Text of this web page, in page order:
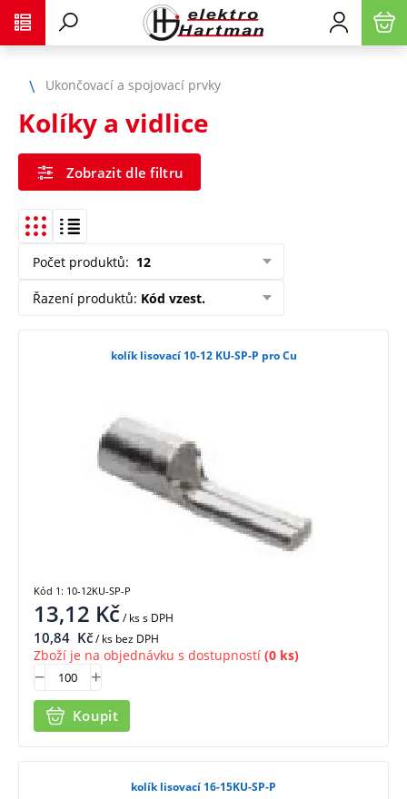
Ukončovací a spojovací prvky
Kolíky a vidlice
Zobrazit dle filtru
Počet produktů: 12
Řazení produktů: Kód vzest.
kolík lisovací 10-12 KU-SP-P pro Cu
13,12 Kč/ kss DPH
10,84 Kč/ ks bez DPH
Zboží je na objednávku s dostupností (0 ks)
Koupit
Kód 1: 10-12KU-SP-P
kolík lisovací 16-15KU-SP-P